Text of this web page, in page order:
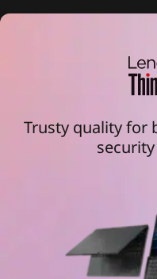
Trusty quality for